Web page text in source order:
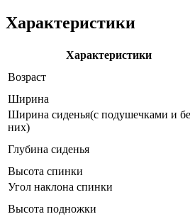
Характеристики
Характеристики
Возраст
Ширина
Ширина сиденья(с подушечками и
них)
Глубина сиденья
Высота спинки
Угол наклона спинки
Высота подножки